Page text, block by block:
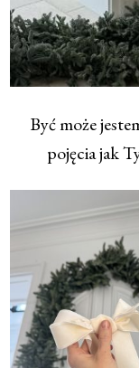
Być może
pojęcia jak